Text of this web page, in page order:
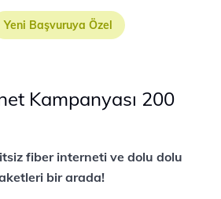
Yeni Başvuruya Özel
Kampanyası 200
fiber interneti ve dolu dolu
bir arada!